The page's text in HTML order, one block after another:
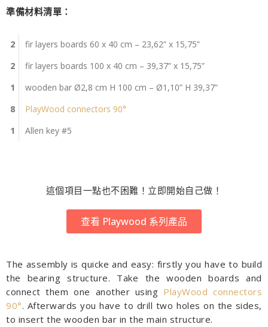
準備材料清單：
2
fir layers boards 60 x 40 cm – 23,62” x 15,75”
2
fir layers boards 100 x 40 cm – 39,37” x 15,75”
1
wooden bar Ø2,8 cm H 100 cm – Ø1,10” H 39,37”
8
PlayWood connectors 90°
1
Allen key #5
這個項目一點也不困難！立即開始自己做！
查看 Playwood 系列產品
The assembly is quicke and easy: firstly you have to build
the bearing structure. Take the wooden boards and
connect them one another using PlayWood connectors
90°. Afterwards you have to drill two holes on the sides,
to insert the wooden bar in the main structure.